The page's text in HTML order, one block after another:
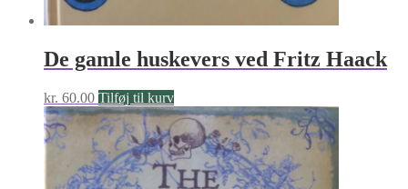
De gamle huskevers ved Fritz Haack
kr. 60.00 Tilføj til kurv